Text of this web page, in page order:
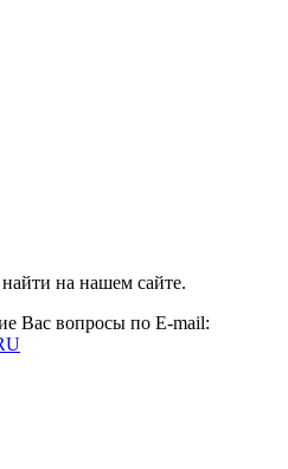
на нашем сайте.
Вас вопросы по E-mail: